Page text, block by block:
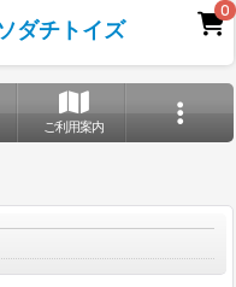
ダチトイズ
0
ご利用案内